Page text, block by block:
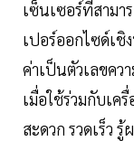
เซ็นเซอร์ที่สามา
เปอร์ออกไซด์เชิ
ค่าเป็นตัวเลขคว
เมื่อใช้ร่วมกับเค
สะดวก รวดเร็ว